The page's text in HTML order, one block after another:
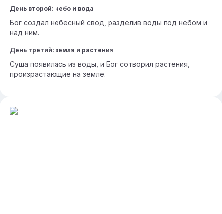
День второй: небо и вода
Бог создал небесный свод, разделив воды под небом и
над ним.
День третий: земля и растения
Суша появилась из воды, и Бог сотворил растения,
произрастающие на земле.